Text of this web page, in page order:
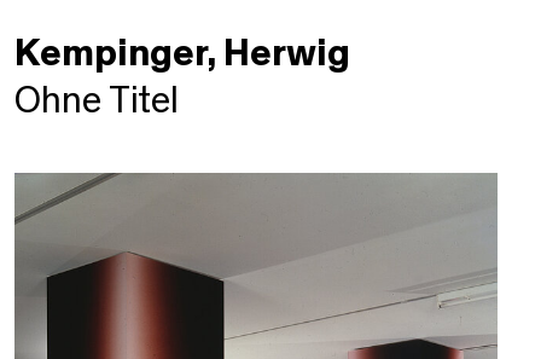
Kempinger, Herwig
Ohne Titel